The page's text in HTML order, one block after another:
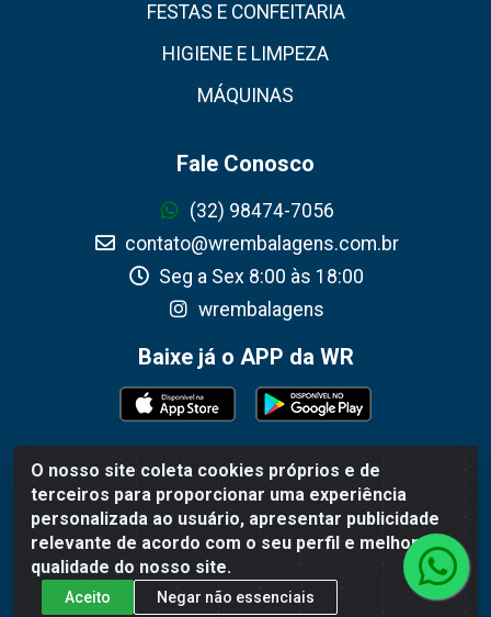
O nosso site coleta cookies próprios e de
terceiros para proporcionar uma experiência
personalizada ao usuário, apresentar publicidade
relevante de acordo com o seu perfil e melhorar a
qualidade do nosso site.
Aceito Negar não essenciais
FESTAS E CONFEITARIA
HIGIENE E LIMPEZA
MÁQUINAS
Fale Conosco
(32) 98474-7056
contato@wrembalagens.com.br
Seg a Sex 8:00 às 18:00
wrembalagens
Baixe já o APP da WR
WR Embalagens - R. Cel. Teodoro Gomes de Araújo, 1360 -
Grogotó - Barbacena / MG - CEP 36202-628 - CNPJ
02.692.206/0001-55